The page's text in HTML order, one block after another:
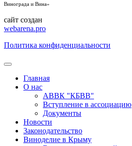
Винограда и Вина»
сайт создан
webarena.pro
Политика конфиденциальности
Главная
О нас
АВВК "КБВВ"
Вступление в ассоциацию
Документы
Новости
Законодательство
Виноделие в Крыму